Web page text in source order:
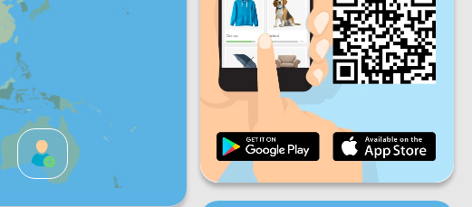
Napi haladás
Havi haladás
Összesített eredmény